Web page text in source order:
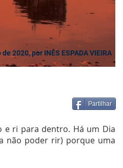
2020, por INÊS ESPADA VIEIRA
Partilhar
e ri para dentro. Há um Dia
não poder rir) porque uma